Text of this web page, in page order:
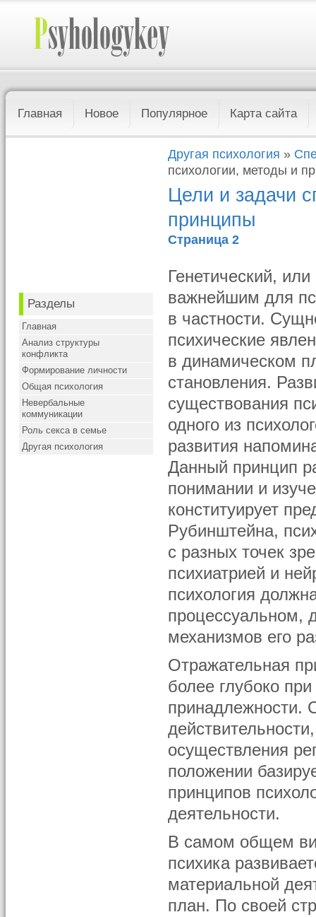
Главная Новое Популярное Карта сайта
Разделы
Главная
Анализ структуры
конфликта
Формирование личности
Общая психология
Невербальные
коммуникации
Роль секса в семье
Другая психология
Другая психология »
психологии, методы и
Цели и задачи
принципы
Страница 2
Генетический,
важнейшим для
в частности.
психические
в динамическом
становления.
существования
одного из
развития
Данный принцип
понимании и
конституирует
Рубинштейна,
с разных точек
психиатрией и
психология
процессуальном,
механизмов его
Отражательная
более глубоко
принадлежности.
осуществления
положении
принципов
деятельности.
В самом общем
психика
материальной
план. По своей